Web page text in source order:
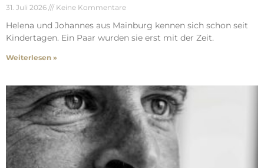
31. Juli 2026 Keine Kommentare
Helena und Johannes aus Mainburg kennen sich schon seit
Kindertagen. Ein Paar wurden sie erst mit der Zeit.
Weiterlesen »